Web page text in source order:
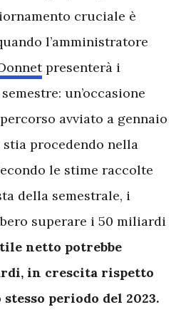
cruciale è
l’amministratore
presenterà i
un’occasione
avviato a gennaio
procedendo nella
le stime raccolte
della semestrale, i
superare i 50 miliardi
netto potrebbe
in crescita rispetto
periodo del 2023.